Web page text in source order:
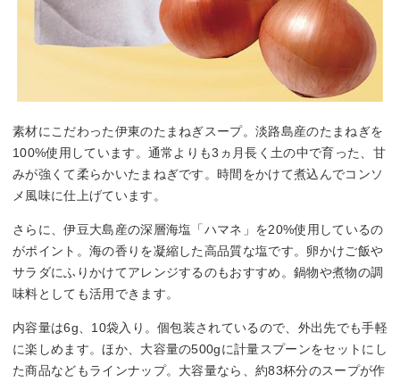
素材にこだわった伊東のたまねぎスープ。淡路島産のたまねぎを
100%使用しています。通常よりも3ヵ月長く土の中で育った、甘
みが強くて柔らかいたまねぎです。時間をかけて煮込んでコンソ
メ風味に仕上げています。
さらに、伊豆大島産の深層海塩「ハマネ」を20%使用しているの
がポイント。海の香りを凝縮した高品質な塩です。卵かけご飯や
サラダにふりかけてアレンジするのもおすすめ。鍋物や煮物の調
味料としても活用できます。
内容量は6g、10袋入り。個包装されているので、外出先でも手軽
に楽しめます。ほか、大容量の500gに計量スプーンをセットにし
た商品などもラインナップ。大容量なら、約83杯分のスープが作